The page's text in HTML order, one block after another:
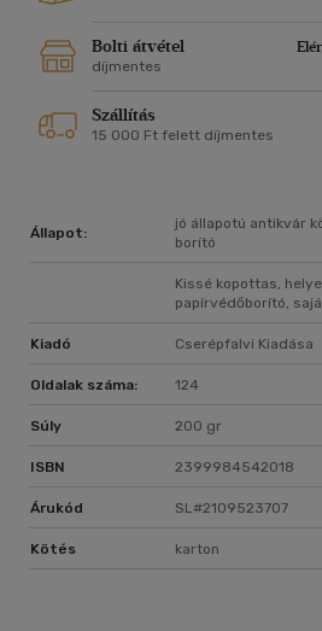
Bolti átvétel
díjmentes
Szállítás
15 000 Ft felett díjmentes
Állapot:
jó állapotú antikvár
borító
Kissé kopottas,
papírvédőborító,
Kiadó Cserépfalvi Kiadása
Oldalak száma: 124
Súly 200 gr
ISBN 2399984542018
Árukód SL#2109523707
Kötés karton